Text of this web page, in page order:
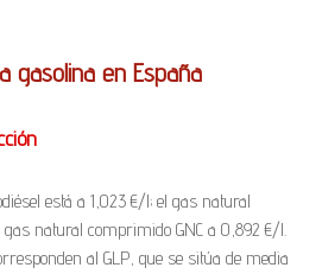
gasolina en España
está a 1,023 €/l; el gas natural
natural comprimido GNC a 0,892 €/l.
al GLP, que se sitúa de media